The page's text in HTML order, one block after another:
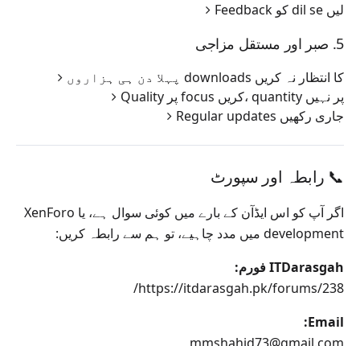
Feedback کو dil se لیں
5. صبر اور مستقل مزاجی
پہلا دن ہی ہزاروں downloads کا انتظار نہ کریں
Quality پر focus کریں، quantity پر نہیں
Regular updates جاری رکھیں
📞 رابطہ اور سپورٹ
اگر آپ کو اس ایڈآن کے بارے میں کوئی سوال ہے، یا XenForo
development میں مدد چاہیے، تو ہم سے رابطہ کریں:
ITDarasgah فورم:
https://itdarasgah.pk/forums/238/
Email: